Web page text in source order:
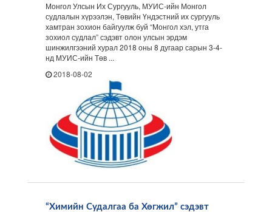
Монгол Улсын Их Сургууль, МУИС-ийн Монгол
судлалын хүрээлэн, Төвийн Үндэстний их сургууль
хамтран зохион байгуулж буй “Монгол хэл, утга
зохиол судлал” сэдэвт олон улсын эрдэм
шинжилгээний хурал 2018 оны 8 дугаар сарын 3-4-
нд МУИС-ийн Төв ...
2018-08-02
“Химийн Судалгаа ба Хөгжил” сэдэвт